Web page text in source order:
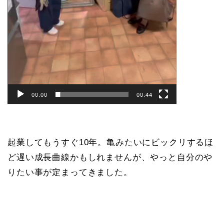
00:00 00:44
起業してもうすぐ10年。亀みたいにビックリするほ
ど遅い成長曲線かもしれませんが、やっと自分のや
りたい事が定まってきました。